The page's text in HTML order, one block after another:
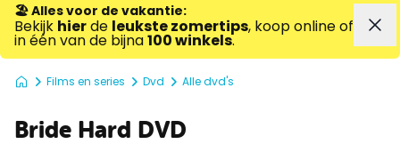
🏖️ Alles voor de vakantie:
Bekijk hierde leukste zomertips, koop online of
in één van de bijna100 winkels.
Films en series Dvd Alle dvd's
Bride Hard DVD